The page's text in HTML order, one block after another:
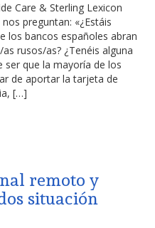
Care & Sterling Lexicon
preguntan: «¿Estáis
los bancos españoles abran
rusos/as? ¿Tenéis alguna
ser que la mayoría de los
de aportar la tarjeta de
[…]
remoto y
situación